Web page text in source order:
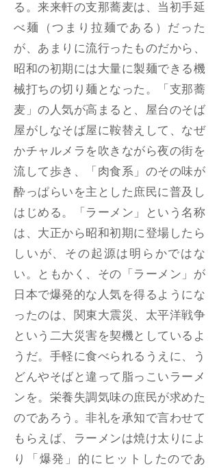
る。来来軒の支那蕎麦は、当初手延
べ麺（つまり拉麺である）だった
が、あまりに流行ったものだから、
昭和の初期には大量に製麺できる機
械打ちの切り麺となった。「支那蕎
麦」の人気が高まると、屋台のそば
屋がしなそば屋に鞍替えして、なぜ
かチャルメラを吹きながら夜の街を
流して歩き、「肉食系」のその味が
酔っぱらいを主とした庶民に普及し
はじめる。「ラーメン」という名称
は、大正から昭和初期に登場したら
しいが、その起源は明らかではな
い。ともかく、その「ラーメン」が
日本で爆発的な人気を得るようにな
ったのは、関東大震災、太平洋戦争
という二大災害を契機としているよ
うだ。手軽に食べられるうえに、う
どんやそばと違って脂っこいラーメ
ンを。栄養失調気味の庶民が求めた
のであろう。非礼を承知で言わせて
もらえば、ラーメンは焼け太りによ
り「爆発」的にヒットしたのであ